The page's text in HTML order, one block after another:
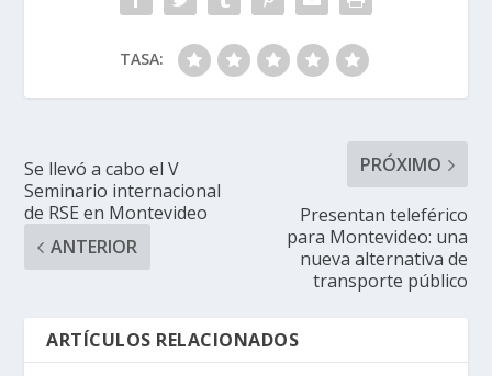
TASA:
Se llevó a cabo el V
Seminario internacional
de RSE en Montevideo
ANTERIOR
PRÓXIMO
Presentan teleférico
para Montevideo: una
nueva alternativa de
transporte público
ARTÍCULOS RELACIONADOS